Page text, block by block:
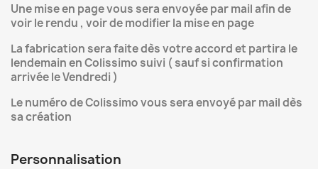
Une mise en page vous sera envoyée par mail afin de
voir le rendu , voir de modifier la mise en page
La fabrication sera faite dès votre accord et partira le
lendemain en Colissimo suivi ( sauf si confirmation
arrivée le Vendredi )
Le numéro de Colissimo vous sera envoyé par mail dès
sa création
Personnalisation